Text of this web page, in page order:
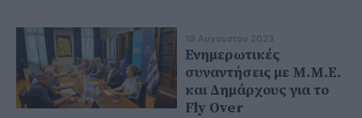
19 Αυγούστου 2023
Ενημερωτικές
συναντήσεις με Μ.Μ.Ε.
και Δημάρχους για το
Fly Over